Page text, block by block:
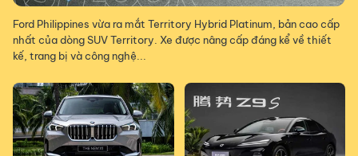
Ford Philippines vừa ra mắt Territory Hybrid Platinum, bản cao cấp
nhất của dòng SUV Territory. Xe được nâng cấp đáng kể về thiết
kế, trang bị và công nghệ...